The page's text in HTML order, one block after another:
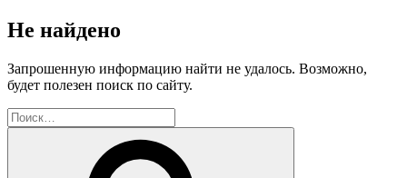
Не найдено
Запрошенную информацию найти не удалось. Возможно,
будет полезен поиск по сайту.
Искать: